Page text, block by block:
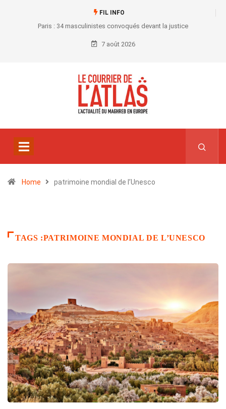
FIL INFO
Paris : 34 masculinistes convoqués devant la justice
7 août 2026
Home patrimoine mondial de l’Unesco
TAGS :PATRIMOINE MONDIAL DE L’UNESCO